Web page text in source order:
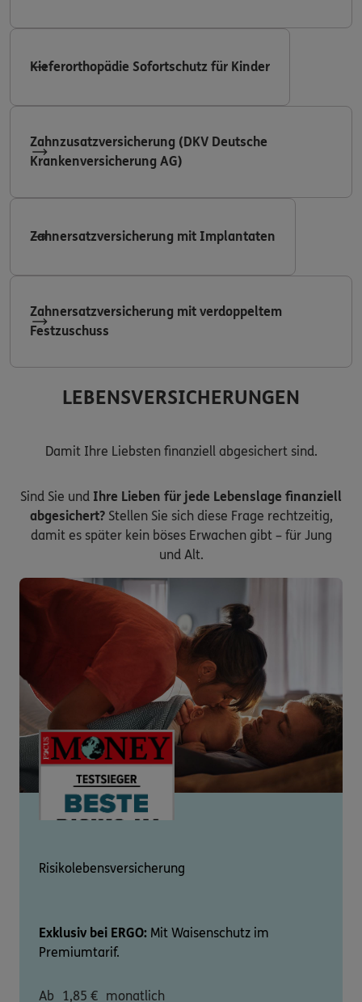
Kieferorthopädie Sofortschutz für Kinder
Zahnzusatzversicherung (DKV Deutsche
Krankenversicherung AG)
Zahnersatzversicherung mit Implantaten
Zahnersatzversicherung mit verdoppeltem
Festzuschuss
LEBENSVERSICHERUNGEN
Damit Ihre Liebsten finanziell abgesichert sind.
Sind Sie und Ihre Lieben für jede Lebenslage finanziell
abgesichert?Stellen Sie sich diese Frage rechtzeitig,
damit es später kein böses Erwachen gibt – für Jung
und Alt.
Risikolebensversicherung
Exklusiv bei ERGO: Mit Waisenschutz im
Premiumtarif.
Ab 1,85 € monatlich